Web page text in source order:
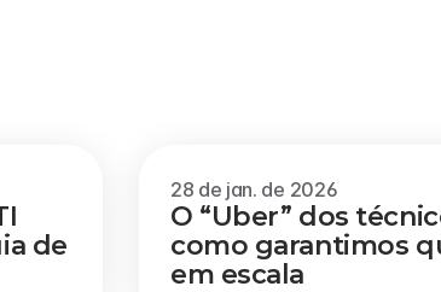
de
28 de jan. de 2026
O “Uber” dos
como garantimos
em escala